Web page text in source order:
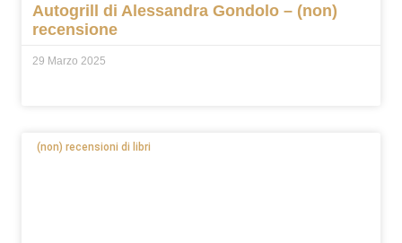
Autogrill di Alessandra Gondolo – (non)
recensione
29 Marzo 2025
(non) recensioni di libri